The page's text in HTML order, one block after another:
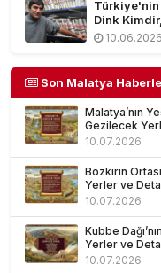
Türkiye'nin
Dink
10.06.2026
Son Malatya
Malatya’nın
Gezilecek
10.07.2026
Bozkırın
Yerler ve
10.07.2026
Kubbe
Yerler ve
10.07.2026